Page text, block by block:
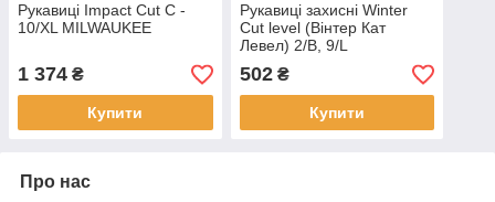
Рукавиці Impact Cut C -
10/XL MILWAUKEE
1 374 ₴
Купити
Рукавиці захисні Winter
Cut level (Вінтер Кат
Левел) 2/B, 9/L
502₴
Купити
Про нас